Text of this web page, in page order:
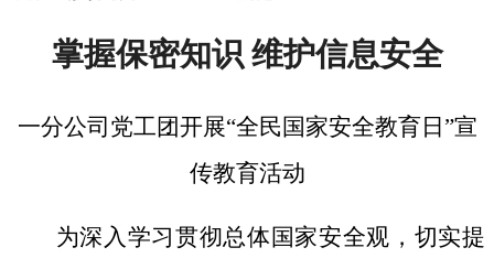
掌握保密知识 维护信息安全
一分公司党工团开展“全民国家安全教育日”宣
传教育活动
为深入学习贯彻总体国家安全观，切实提